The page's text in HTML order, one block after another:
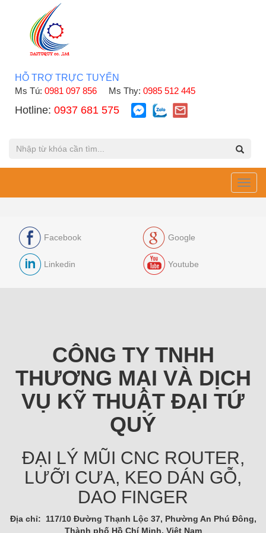
HỖ TRỢ TRỰC TUYẾN
Ms Tú: 0981 097 856 Ms Thy: 0985 512 445
Hotline: 0937 681 575
Facebook Google
Linkedin Youtube
CÔNG TY TNHH
THƯƠNG MẠI VÀ DỊCH
VỤ KỸ THUẬT ĐẠI TỨ
QUÝ
ĐẠI LÝ MŨI CNC ROUTER,
LƯỠI CƯA, KEO DÁN GỖ,
DAO FINGER
Địa chỉ: 117/10 Đường Thạnh Lộc 37, Phường An Phú Đông,
Thành phố Hồ Chí Minh, Việt Nam